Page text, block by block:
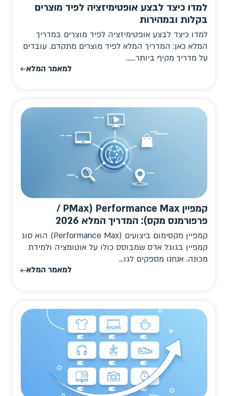
למדו כיצד לבצע אופטימיזציה לפיד מוצרים
בקלות ובמהירות
למדו כיצד לבצע אופטימיזציה לפיד מוצרים במדריך
המלא כאן: המדריך המלא לפיד מוצרים מתקדם. עובדים
על מדריך מקיף ביותר…...
למאמר המלא
קמפיין Performance Max (PMax /
פרפורמנס מקס): המדריך המלא 2026
קמפיין מקסימום ביצועים (Performance Max) הוא סוג
קמפיין בגוגל אדס שמבוסס כולו על אוטומציה ולמידת
מכונה. אנחנו מספקים לגו...
למאמר המלא